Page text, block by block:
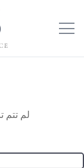
لم تتم